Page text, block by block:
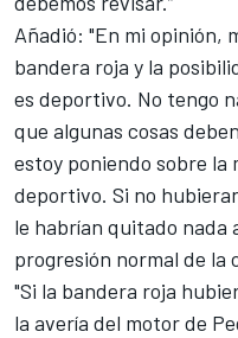
Añadió: "En mi opinión,
bandera roja y la
es deportivo. No tengo
que algunas cosas
estoy poniendo sobre la
deportivo. Si no
le habrían quitado nada
progresión normal de la
"Si la bandera roja
la avería del motor de